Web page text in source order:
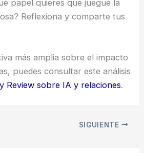
papel quieres que juegue la
Reflexiona y comparte tus
más amplia sobre el impacto
puedes consultar este análisis
Review sobre IA y relaciones.
SIGUIENTE